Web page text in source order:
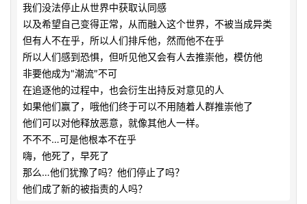
我们没法停止从世界中获取认同感
以及希望自己变得正常，从而融入这个世界，不被当成异类
但有人不在乎，所以人们排斥他，然而他不在乎
所以人们感到恐惧，但听见他又会有人去推崇他，模仿他
非要他成为"潮流″不可
在追逐他的过程中，也会衍生出持反对意见的人
如果他们赢了，哦他们终于可以不用随着人群推崇他了
他们可以对他释放恶意，就像其他人一样。
不不不…可是他根本不在乎
嗨，他死了，早死了
那么…他们犹豫了吗？他们停止了吗？
他们成了新的被指责的人吗？